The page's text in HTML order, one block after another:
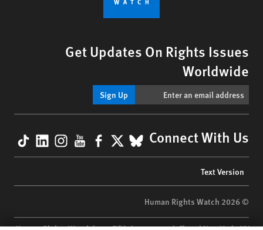
Get Updates On Rights Issues
Worldwide
Sign Up
Connect With Us
BlueSky
X
Facebook
YouTube
menu
Text Version
© 2026 Human Rights Watch